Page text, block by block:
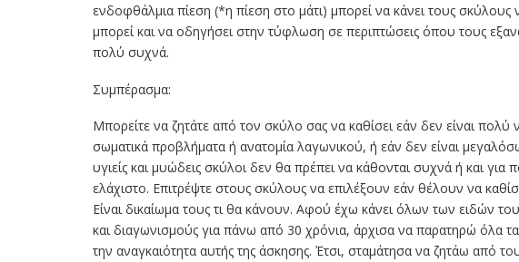
ενδοφθάλμια πίεση (*η πίεση στο μάτι) μπορεί να κάνει τους
μπορεί και να οδηγήσει στην τύφλωση σε περιπτώσεις όπου τους
πολύ συχνά.
Συμπέρασμα:
Μπορείτε να ζητάτε από τον σκύλο σας να καθίσει εάν δεν είναι πολύ
σωματικά προβλήματα ή ανατομία λαγωνικού, ή εάν δεν είναι
υγιείς και μυώδεις σκύλοι δεν θα πρέπει να κάθονται συχνά ή και
ελάχιστο. Επιτρέψτε στους σκύλους να επιλέξουν εάν θέλουν να
Είναι δικαίωμα τους τι θα κάνουν. Αφού έχω κάνει όλων των ειδών
και διαγωνισμούς για πάνω από 30 χρόνια, άρχισα να παρατηρώ όλα
την αναγκαιότητα αυτής της άσκησης. Έτσι, σταμάτησα να ζητάω από